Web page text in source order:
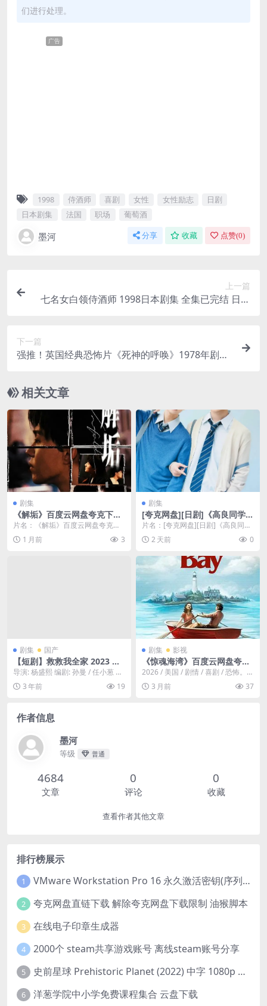
们进行处理。
广告
1998 侍酒师 喜剧 女性 女性励志
日剧
日本剧集
法国 职场 葡萄酒
墨河 分享 收藏 点赞(0)
上一篇
七名女白领侍酒师 1998日本剧集 全集已完结 日语
下一篇
强推！英国经典恐怖片《死神的呼唤》1978年剧情
相关文章
剧集
《解垢》百度云网盘夸克下载.
阿里云盘.中字.(2026)
片名：《解垢》百度云网盘夸克下
载.阿里云盘.中字.(2026) 分类：剧
集 类型...
1 月前 3
剧集
[夸克网盘][日剧]《高良同学与
天城同学》（2022）爱情 / 同
性 豆瓣6.0
片名：[夸克网盘][日剧]《高良同学
与天城同学》（2022）爱情 / 同性
豆瓣...2 天前 0
剧集 国产
【短剧】救救我全家 2023 奇
幻循环 除夕夜家里陷入循环无
限爆炸 大结局 全12集
导演: 杨盛熙 编剧: 孙曼 / 任小葱 主
演: 刘美含 / 陶海 / 柴鸥 /...
3 年前 19
剧集 影视
《惊魂海湾》百度云网盘夸克
下载.阿里云盘.中字.(2026)
2026 / 美国 / 剧情 / 喜剧 / 恐怖。新
英格兰外海40英里处的寡妇湾...
3 月前 37
作者信息
墨河
等级 普通
4684
文章
0
评论
0
收藏
查看作者其他文章
排行榜展示
1 VMware Workstation Pro 16 永久激活密钥(序列号)
2 夸克网盘直链下载 解除夸克网盘下载限制 油猴脚本
3 在线电子印章生成器
4 2000个 steam共享游戏账号 离线steam账号分享
5 史前星球 Prehistoric Planet (2022) 中字 1080p 高清 阿里云盘 2022.5.27已更新全集
6 洋葱学院中小学免费课程集合 云盘下载